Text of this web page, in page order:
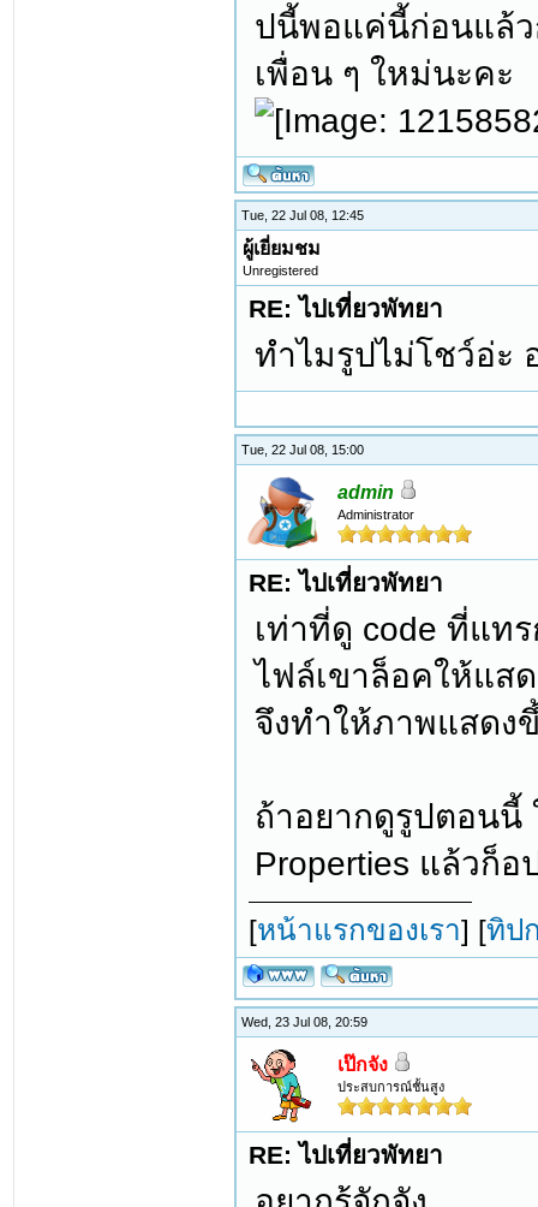
ปนี้พอแค่นี้ก่อนแล้ว
เพื่อน ๆ ใหม่นะคะ
Tue, 22 Jul 08, 12:45
ผู้เยี่ยมชม
Unregistered
RE: ไปเที่ยวพัทยา
ทำไมรูปไม่โชว์อ่ะ
Tue, 22 Jul 08, 15:00
admin
Administrator
RE: ไปเที่ยวพัทยา
เท่าที่ดู code ที่แท
ไฟล์เขาล็อคให้แส
จึงทำให้ภาพแสดง
ถ้าอยากดูรูปตอนนี้
Properties แล้วก็อ
[หน้าแรกของเรา] [ทิป
Wed, 23 Jul 08, 20:59
เป๊กจัง
ประสบการณ์ชั้นสูง
RE: ไปเที่ยวพัทยา